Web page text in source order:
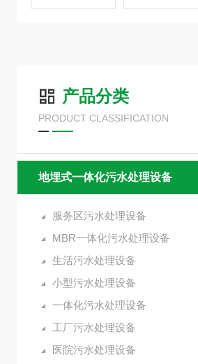
产品分类
PRODUCT CLASSIFICATION
地埋式一体化污水处理设备
服务区污水处理设备
MBR一体化污水处理设备
生活污水处理设备
小型污水处理设备
一体化污水处理设备
工厂污水处理设备
医院污水处理设备